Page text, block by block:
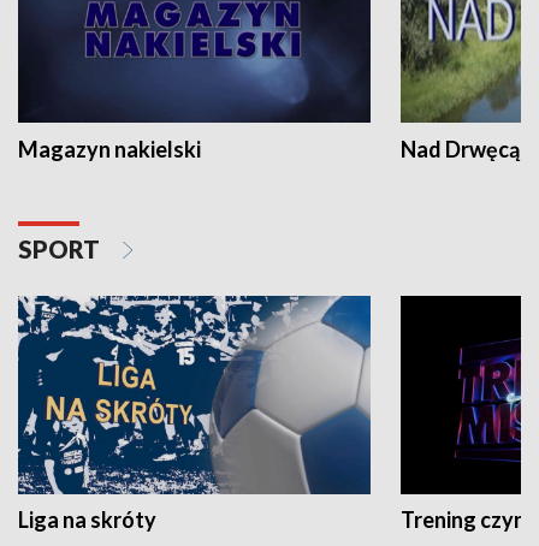
Magazyn nakielski Nad Drwęcą
SPORT
Liga na skróty Trening czyni